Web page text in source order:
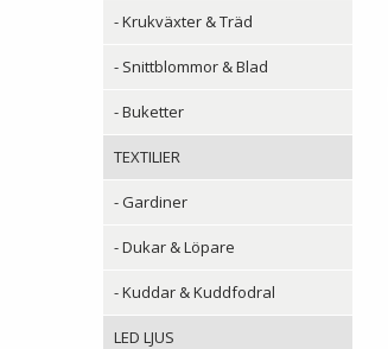
- Krukväxter & Träd
- Snittblommor & Blad
- Buketter
TEXTILIER
- Gardiner
- Dukar & Löpare
- Kuddar & Kuddfodral
LED LJUS